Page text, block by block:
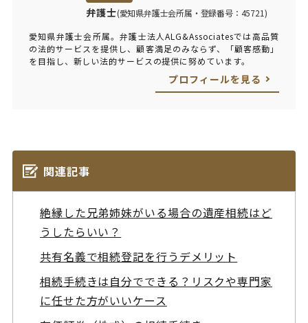
弁護士(愛知県弁護士会所属・登録番号：45721)
愛知県弁護士会所属。弁護士法人ALG&Associatesでは高品質
の法的サービスを提供し、顧客満足のみならず、「顧客感動」
を目指し、新しい法的サービスの提供に努めています。
プロフィールを見る
関連記事
絶縁した兄弟姉妹がいる場合の遺産相続はど
うしたらいい？
共有名義で相続登記を行うデメリット
相続手続きは自分でできる？リスクや専門家
に任せた方がいいケース